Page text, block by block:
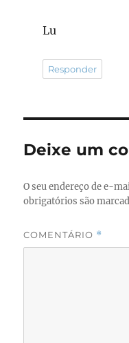
Lu
Responder
Deixe um
O seu endereço de e-
obrigatórios são
COMENTÁRIO *